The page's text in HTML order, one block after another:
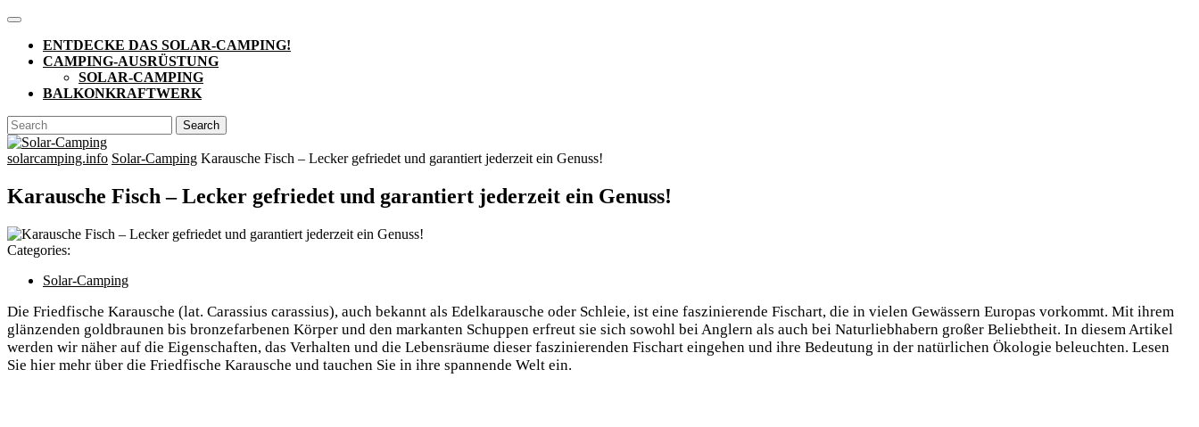
Skip
content
Open
ButtonENTDECKE DAS SOLAR-CAMPING!
CAMPING-AUSRÜSTUNG
SOLAR-CAMPING
BALKONKRAFTWERK
CLOSE
BUTTON
Search
for:
solarcamping.info Solar-Camping Karausche Fisch – Lecker gefriedet und garantiert jederzeit ein Genuss!
Karausche Fisch – Lecker gefriedet und garantiert jederzeit ein Genuss!
Categories:
Solar-Camping
Die Friedfische Karausche (lat. Carassius carassius), auch bekannt als Edelkarausche oder Schleie, ist eine faszinierende Fischart, die in vielen Gewässern Europas vorkommt. Mit ihrem
glänzenden goldbraunen bis bronzefarbenen Körper und den markanten Schuppen erfreut sie sich sowohl bei Anglern als auch bei Naturliebhabern großer Beliebtheit. In diesem Artikel
werden wir näher auf die Eigenschaften, das Verhalten und die Lebensräume dieser faszinierenden Fischart eingehen und ihre Bedeutung in der natürlichen Ökologie beleuchten. Lesen
Sie hier mehr über die Friedfische Karausche und tauchen Sie in ihre spannende Welt ein.